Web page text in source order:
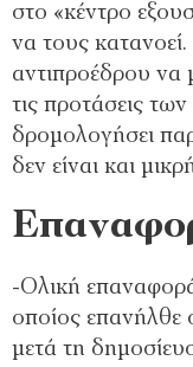
στο «κέντρο
να τους
αντιπροέδρου να
τις προτάσεις
δρομολογήσει
δεν είναι και
-Ολική
οποίος επανήλθε
μετά τη